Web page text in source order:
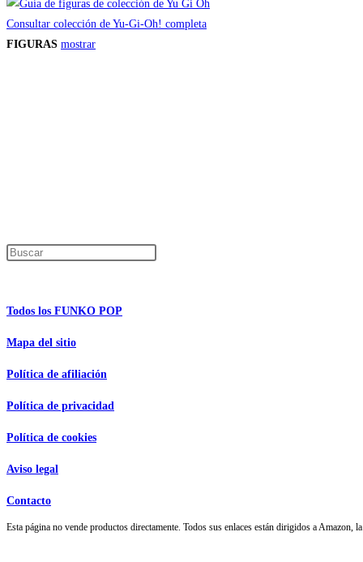
Consultar colección de Yu-Gi-Oh! completa
FIGURAS mostrar
Todos los FUNKO POP
Mapa del sitio
Política de afiliación
Política de privacidad
Política de cookies
Aviso legal
Contacto
Esta página no vende productos directamente. Todos sus enlaces están dirigidos a